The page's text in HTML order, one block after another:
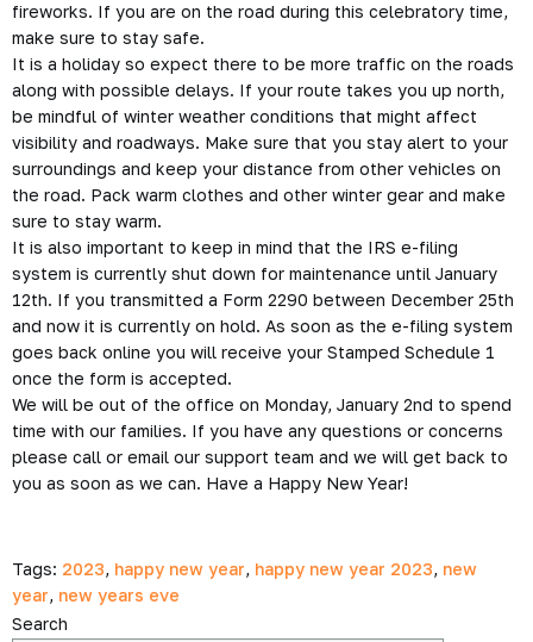
fireworks. If you are on the road during this celebratory time,
make sure to stay safe.
It is a holiday so expect there to be more traffic on the roads
along with possible delays. If your route takes you up north,
be mindful of winter weather conditions that might affect
visibility and roadways. Make sure that you stay alert to your
surroundings and keep your distance from other vehicles on
the road. Pack warm clothes and other winter gear and make
sure to stay warm.
It is also important to keep in mind that the IRS e-filing
system is currently shut down for maintenance until January
12th. If you transmitted a Form 2290 between December 25th
and now it is currently on hold. As soon as the e-filing system
goes back online you will receive your Stamped Schedule 1
once the form is accepted.
We will be out of the office on Monday, January 2nd to spend
time with our families. If you have any questions or concerns
please call or email our support team and we will get back to
you as soon as we can. Have a Happy New Year!
Tags: 2023, happy new year, happy new year 2023, new
year, new years eve
Search